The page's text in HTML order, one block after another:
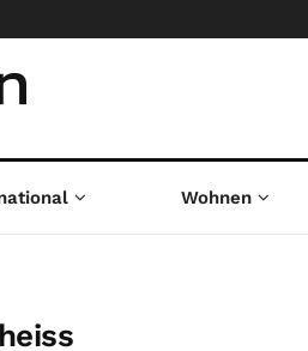
Wohnen